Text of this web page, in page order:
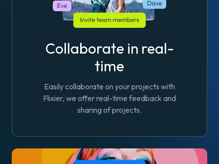
Collaborate in real-
time
Easily collaborate on your projects with
Flixier, we offer real-time feedback and
sharing of projects.